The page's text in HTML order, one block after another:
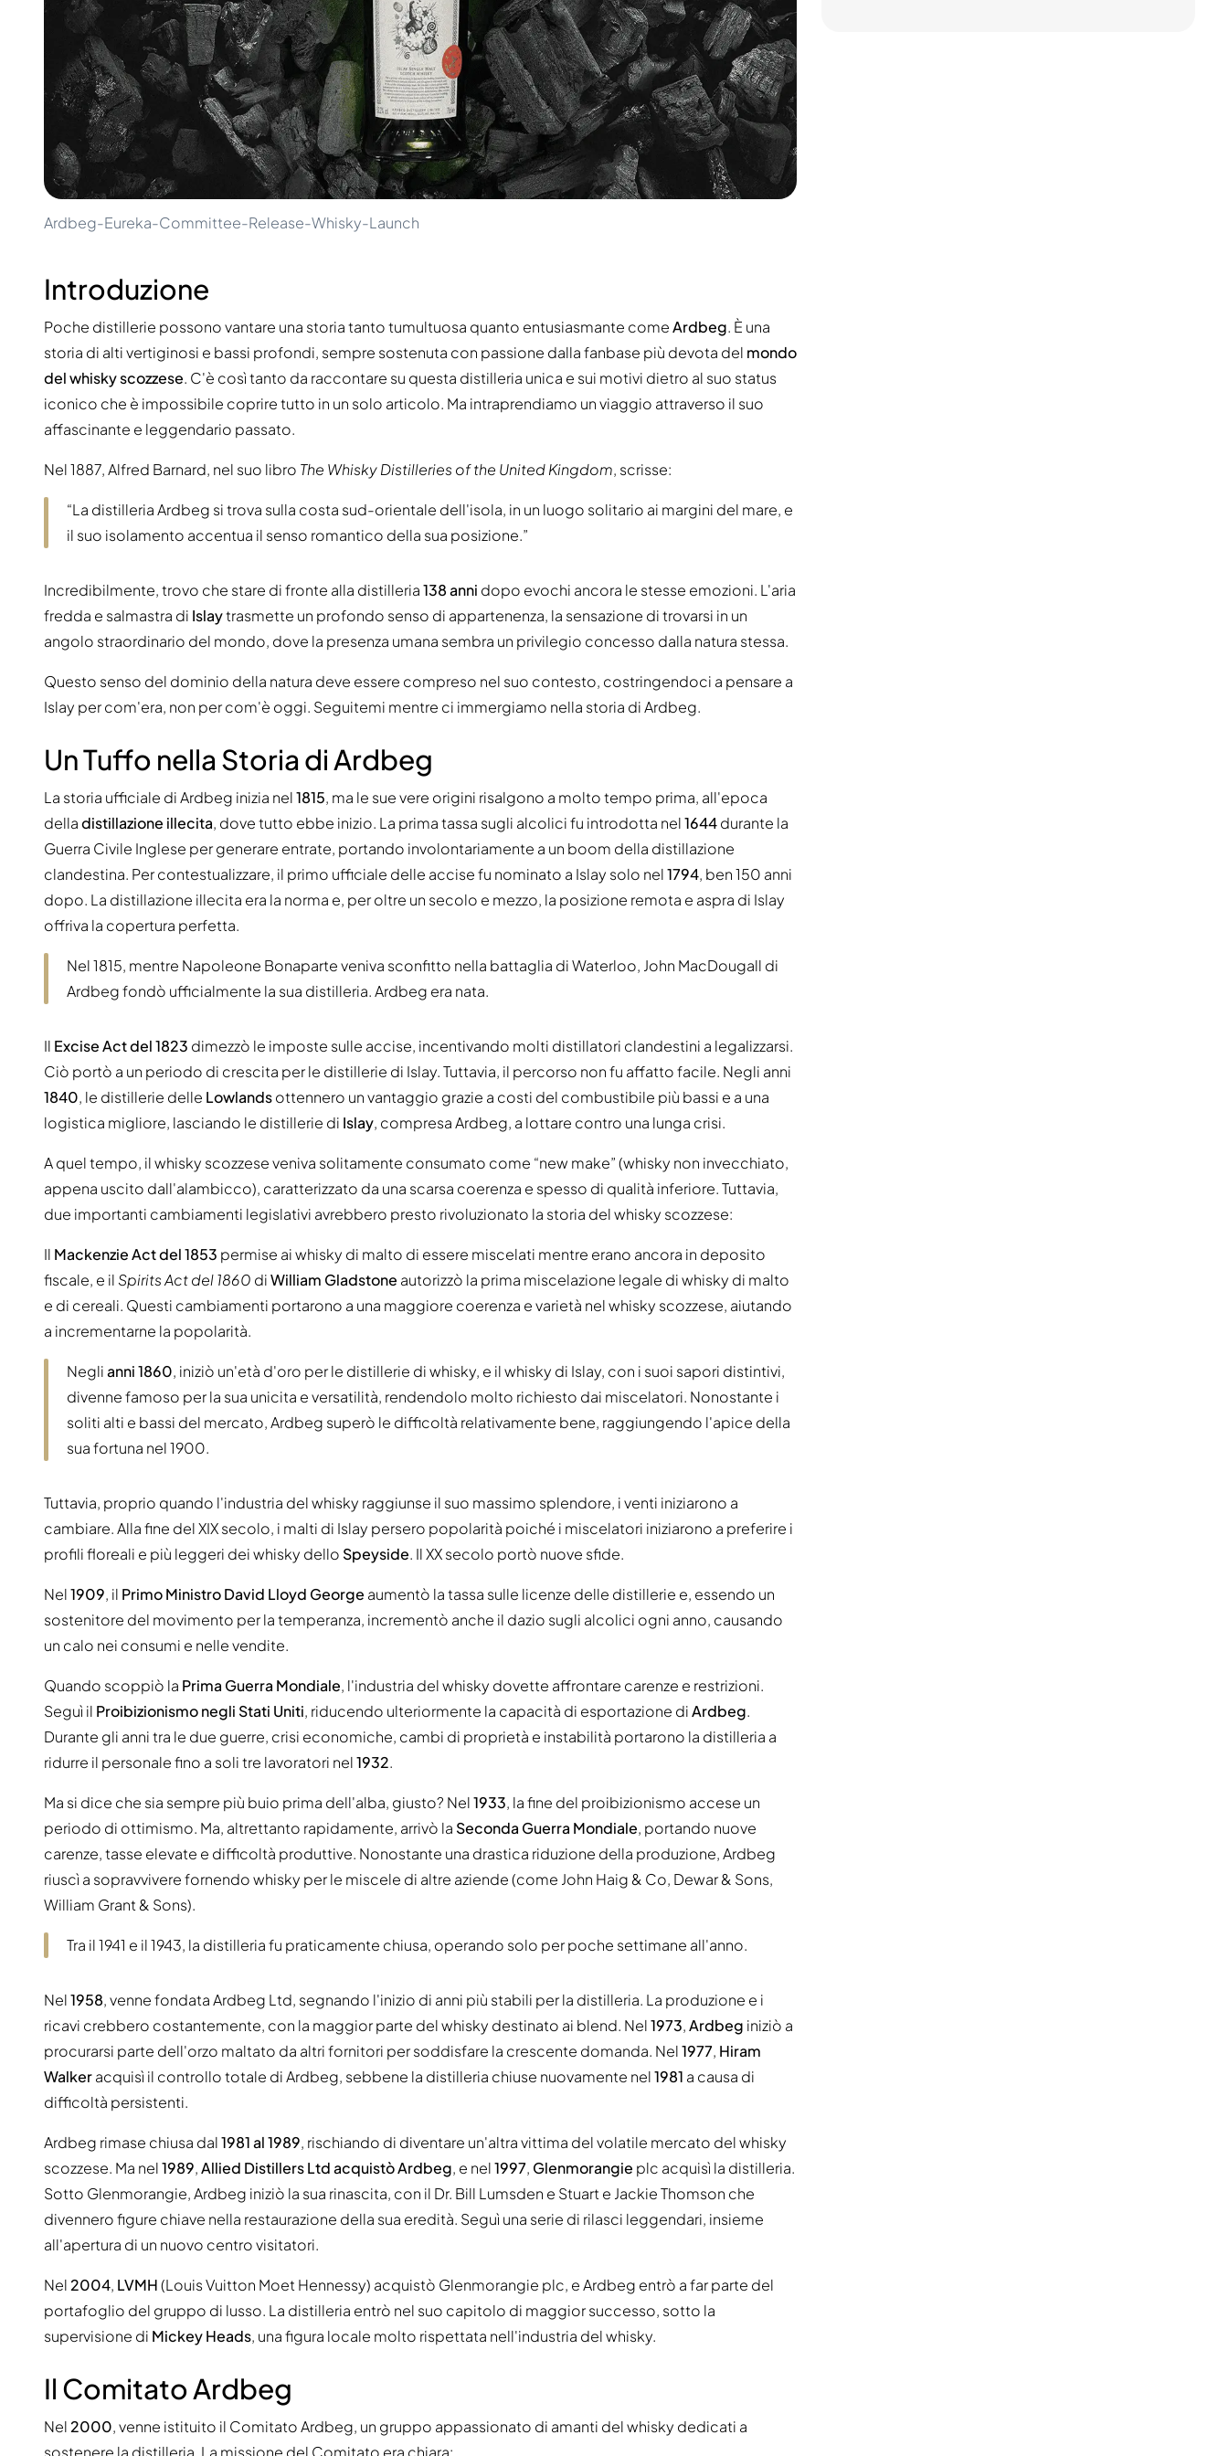
200-500€
Prossime Uscite
Collezioni
Preferiti dai Clienti
Raro e da Collezione
Edizioni Limitate
Distilleria Chiusa
Whisky Affumicato
Whisky Dolce
Diplomatico
Don Julio
Gin Mare
Mangabeiras
Hennessy
Martell
Monkey 47
Remy Martin
Ron Zacapa
Ardbeg-Eureka-Committee-Release-Whisky-Launch
Introduzione
Poche distillerie possono vantare una storia tanto tumultuosa quanto entusiasmante comeArdbeg. È una
storia di alti vertiginosi e bassi profondi, sempre sostenuta con passione dalla fanbase più devota del mondo
del whisky scozzese. C'è così tanto da raccontare su questa distilleria unica e sui motivi dietro al suo status
iconico che è impossibile coprire tutto in un solo articolo. Ma intraprendiamo un viaggio attraverso il suo
affascinante e leggendario passato.
Nel 1887, Alfred Barnard, nel suo libro The Whisky Distilleries of the United Kingdom, scrisse:
“La distilleria Ardbeg si trova sulla costa sud-orientale dell'isola, in un luogo solitario ai margini del mare, e
il suo isolamento accentua il senso romantico della sua posizione.”
Incredibilmente, trovo che stare di fronte alla distilleria138 anni dopo evochi ancora le stesse emozioni. L'aria
fredda e salmastra di Islaytrasmette un profondo senso di appartenenza, la sensazione di trovarsi in un
angolo straordinario del mondo, dove la presenza umana sembra un privilegio concesso dalla natura stessa.
Questo senso del dominio della natura deve essere compreso nel suo contesto, costringendoci a pensare a
Islay per com'era, non per com'è oggi. Seguitemi mentre ci immergiamo nella storia di Ardbeg.
Un Tuffo nella Storia di Ardbeg
La storia ufficiale di Ardbeg inizia nel1815, ma le sue vere origini risalgono a molto tempo prima, all'epoca
delladistillazione illecita, dove tutto ebbe inizio. La prima tassa sugli alcolici fu introdotta nel1644durante la
Guerra Civile Inglese per generare entrate, portando involontariamente a un boom della distillazione
clandestina. Per contestualizzare, il primo ufficiale delle accise fu nominato a Islay solo nel1794, ben 150 anni
dopo. La distillazione illecita era la norma e, per oltre un secolo e mezzo, la posizione remota e aspra di Islay
offriva la copertura perfetta.
Nel 1815, mentre Napoleone Bonaparte veniva sconfitto nella battaglia di Waterloo, John MacDougall di
Ardbeg fondò ufficialmente la sua distilleria. Ardbeg era nata.
Il Excise Act del 1823 dimezzò le imposte sulle accise, incentivando molti distillatori clandestini a legalizzarsi.
Ciò portò a un periodo di crescita per le distillerie di Islay. Tuttavia, il percorso non fu affatto facile. Negli anni
1840, le distillerie delle Lowlandsottennero un vantaggio grazie a costi del combustibile più bassi e a una
logistica migliore, lasciando le distillerie di Islay, compresa Ardbeg, a lottare contro una lunga crisi.
A quel tempo, il whisky scozzese veniva solitamente consumato come “new make” (whisky non invecchiato,
appena uscito dall'alambicco), caratterizzato da una scarsa coerenza e spesso di qualità inferiore. Tuttavia,
due importanti cambiamenti legislativi avrebbero presto rivoluzionato la storia del whisky scozzese:
Il Mackenzie Act del 1853 permise ai whisky di malto di essere miscelati mentre erano ancora in deposito
fiscale, e il Spirits Act del 1860 diWilliam Gladstone autorizzò la prima miscelazione legale di whisky di malto
e di cereali. Questi cambiamenti portarono a una maggiore coerenza e varietà nel whisky scozzese, aiutando
a incrementarne la popolarità.
Neglianni 1860, iniziò un'età d'oro per le distillerie di whisky, e il whisky di Islay, con i suoi sapori distintivi,
divenne famoso per la sua unicita e versatilità, rendendolo molto richiesto dai miscelatori. Nonostante i
soliti alti e bassi del mercato, Ardbeg superò le difficoltà relativamente bene, raggiungendo l'apice della
sua fortuna nel 1900.
Tuttavia, proprio quando l'industria del whisky raggiunse il suo massimo splendore, i venti iniziarono a
cambiare. Alla fine del XIX secolo, i malti di Islay persero popolarità poiché i miscelatori iniziarono a preferire i
profili floreali e più leggeri dei whisky dello Speyside. Il XX secolo portò nuove sfide.
Nel1909, il Primo Ministro David Lloyd George aumentò la tassa sulle licenze delle distillerie e, essendo un
sostenitore del movimento per la temperanza, incrementò anche il dazio sugli alcolici ogni anno, causando
un calo nei consumi e nelle vendite.
Quando scoppiò la Prima Guerra Mondiale, l'industria del whisky dovette affrontare carenze e restrizioni.
Seguì il Proibizionismo negli Stati Uniti, riducendo ulteriormente la capacità di esportazione diArdbeg.
Durante gli anni tra le due guerre, crisi economiche, cambi di proprietà e instabilità portarono la distilleria a
ridurre il personale fino a soli tre lavoratori nel1932.
Ma si dice che sia sempre più buio prima dell'alba, giusto? Nel1933, la fine del proibizionismo accese un
periodo di ottimismo. Ma, altrettanto rapidamente, arrivò la Seconda Guerra Mondiale, portando nuove
carenze, tasse elevate e difficoltà produttive. Nonostante una drastica riduzione della produzione, Ardbeg
riuscì a sopravvivere fornendo whisky per le miscele di altre aziende (come John Haig & Co, Dewar & Sons,
William Grant & Sons).
Tra il 1941 e il 1943, la distilleria fu praticamente chiusa, operando solo per poche settimane all'anno.
Nel1958, venne fondata Ardbeg Ltd, segnando l'inizio di anni più stabili per la distilleria. La produzione e i
ricavi crebbero costantemente, con la maggior parte del whisky destinato ai blend. Nel1973,Ardbeg iniziò a
procurarsi parte dell'orzo maltato da altri fornitori per soddisfare la crescente domanda. Nel1977, Hiram
Walkeracquisì il controllo totale di Ardbeg, sebbene la distilleria chiuse nuovamente nel1981 a causa di
difficoltà persistenti.
Ardbeg rimase chiusa dal1981 al 1989, rischiando di diventare un'altra vittima del volatile mercato del whisky
scozzese. Ma nel1989,Allied Distillers Ltd acquistò Ardbeg, e nel1997, Glenmorangie plc acquisì la distilleria.
Sotto Glenmorangie, Ardbeg iniziò la sua rinascita, con il Dr. Bill Lumsden e Stuart e Jackie Thomson che
divennero figure chiave nella restaurazione della sua eredità. Seguì una serie di rilasci leggendari, insieme
all'apertura di un nuovo centro visitatori.
Nel 2004, LVMH(Louis Vuitton Moet Hennessy) acquistò Glenmorangie plc, e Ardbeg entrò a far parte del
portafoglio del gruppo di lusso. La distilleria entrò nel suo capitolo di maggior successo, sotto la
supervisione di Mickey Heads, una figura locale molto rispettata nell'industria del whisky.
Il Comitato Ardbeg
Nel 2000, venne istituito il Comitato Ardbeg, un gruppo appassionato di amanti del whisky dedicati a
sostenere la distilleria. La missione del Comitato era chiara: